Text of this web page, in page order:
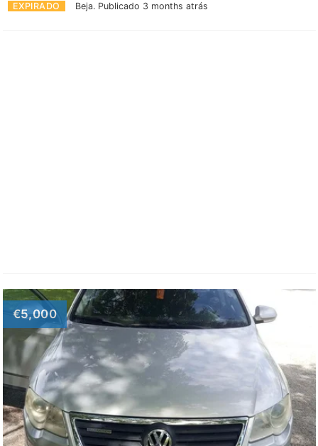
EXPIRADO Beja. Publicado 3 months atrás
€5,000